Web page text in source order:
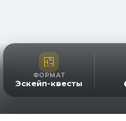
ФОРМАТ
Эскейп-квесты